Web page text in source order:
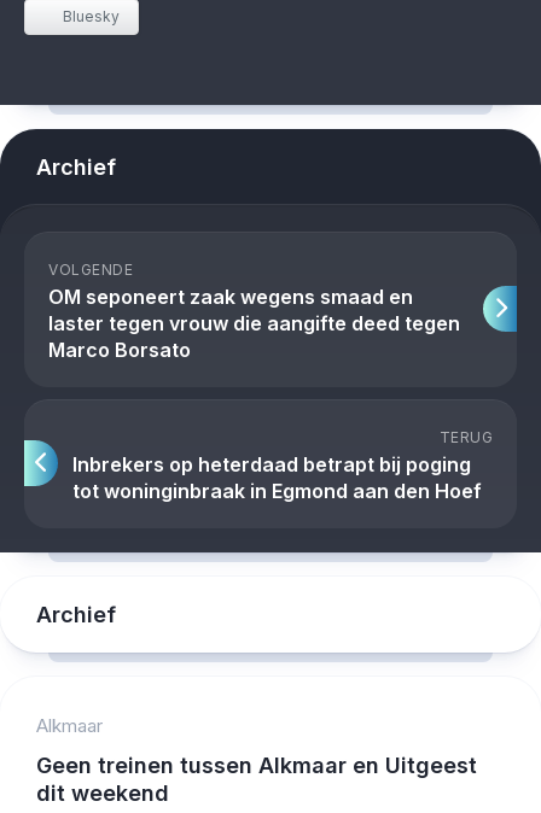
Bluesky
Archief
VOLGENDE
OM seponeert zaak wegens smaad en
laster tegen vrouw die aangifte deed tegen
Marco Borsato
TERUG
Inbrekers op heterdaad betrapt bij poging
tot woninginbraak in Egmond aan den Hoef
Archief
Alkmaar
Geen treinen tussen Alkmaar en Uitgeest
dit weekend